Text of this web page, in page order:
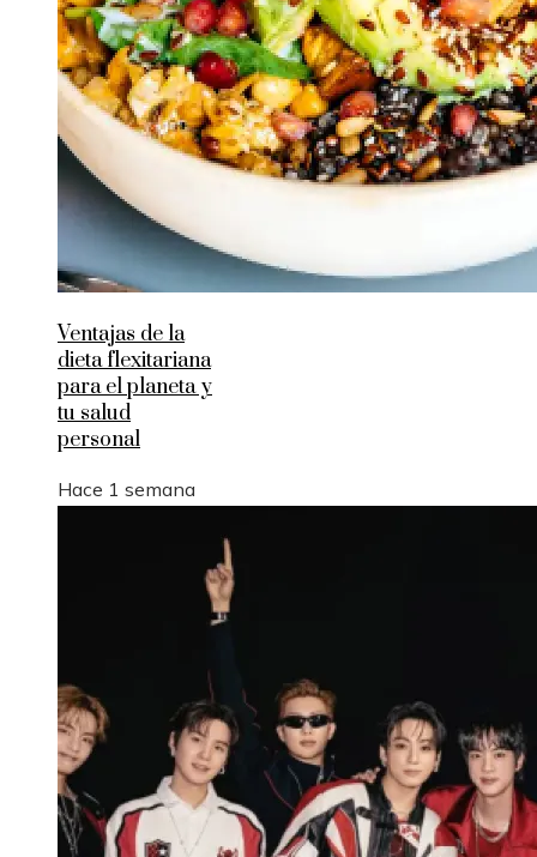
Ventajas de la
dieta flexitariana
para el planeta y
tu salud
personal
Hace 1 semana